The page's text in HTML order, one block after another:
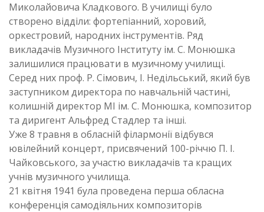
Миколайовича Кладкового. В училищі було
створено відділи: фортепіанний, хоровий,
оркестровий, народних інструментів. Ряд
викладачів Музичного Інституту ім. С. Монюшка
залишилися працювати в музичному училищі.
Серед них проф. Р. Сімович, І. Недільський, який був
заступником директора по навчальній частині,
колишній директор МІ ім. С. Монюшка, композитор
та диригент Альфред Стадлер та інші.
Уже 8 травня в обласній філармонії відбувся
ювілейний концерт, присвячений 100-річчю П. І.
Чайковського, за участю викладачів та кращих
учнів музичного училища.
21 квітня 1941 була проведена перша обласна
конференція самодіяльних композиторів